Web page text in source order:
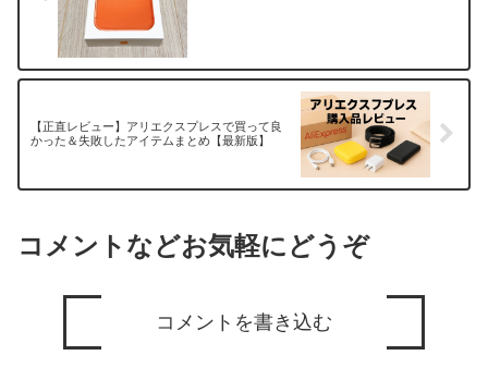
【正直レビュー】アリエクスプレスで買って良
かった＆失敗したアイテムまとめ【最新版】
コメントなどお気軽にどうぞ
コメントを書き込む